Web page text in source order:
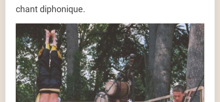
chant diphonique.